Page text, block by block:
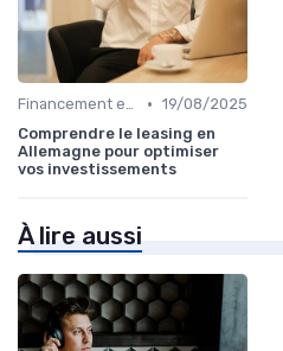
Financement et Prêts Immobiliers • 19/08/2025
Comprendre le leasing en
Allemagne pour optimiser
vos investissements
À lire aussi